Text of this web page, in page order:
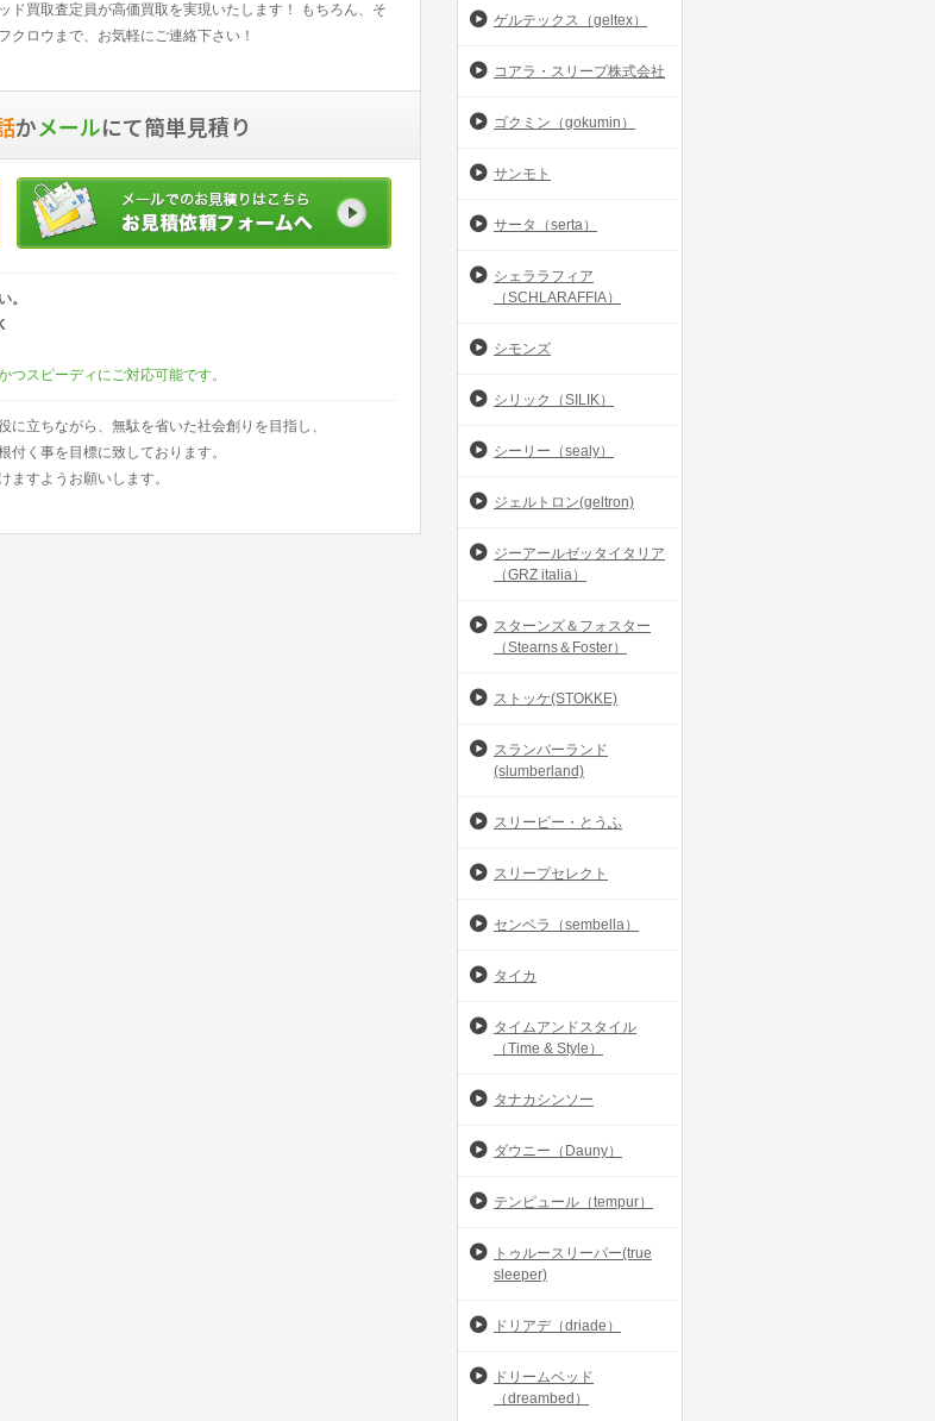
買取査定員が高価買取を実現いたします！ もちろん、そ
クロウまで、お気軽にご連絡下さい！
かメールにて簡単見積り
。
スピーディにご対応可能です。
立ちながら、無駄を省いた社会創りを目指し、
く事を目標に致しております。
すようお願いします。
ゲルテックス（geltex）
コアラ・スリープ株式会社
ゴクミン（gokumin）
サンモト
サータ（serta）
シェララフィア
（SCHLARAFFIA）
シモンズ
シリック（SILIK）
シーリー（sealy）
ジェルトロン(geltron)
ジーアールゼッタイタリア
（GRZ italia）
スターンズ＆フォスター
（Stearns＆Foster）
ストッケ(STOKKE)
スランバーランド
(slumberland)
スリーピー・とうふ
スリープセレクト
センベラ（sembella）
タイカ
タイムアンドスタイル
（Time & Style）
タナカシンソー
ダウニー（Dauny）
テンピュール（tempur）
トゥルースリーパー(true
sleeper)
ドリアデ（driade）
ドリームベッド
（dreambed）